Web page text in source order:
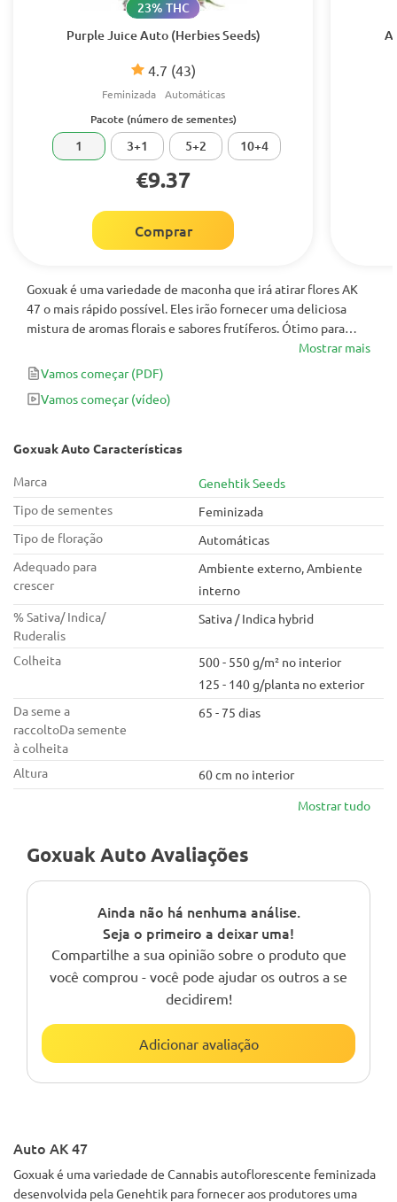
Purple Juice Auto (Herbies Seeds)
4.7 (43)
23% THC
Feminizada Automáticas
Pacote (número de sementes)
1 3+1 5+2 10+4
€9.37
Comprar
Goxuak é uma variedade de maconha que irá atirar flores AK
47 o mais rápido possível. Eles irão fornecer uma deliciosa
mistura de aromas florais e sabores frutíferos. Ótimo para
operações SOG, especialmente sob fotoperíodo 20/4. Um
pequeno exemplar de Sativa adequado para todos os
Mostrar mais
Vamos começar (PDF)
Vamos começar(vídeo)
Goxuak Auto Características
Marca
Genehtik Seeds
Tipo de sementes
Feminizada
Tipo de floração
Automáticas
Adequado para
crescer
Ambiente externo, Ambiente
interno
% Sativa/ Indica/
Ruderalis
Sativa / Indica hybrid
Colheita
500 - 550 g/m² no interior
125 - 140 g/planta no exterior
Da seme a
raccoltoDa semente
à colheita
65 - 75 dias
Altura
60 cm no interior
Mostrar tudo
Goxuak Auto Avaliações
Ainda não há nenhuma análise.
Seja o primeiro a deixar uma!
Compartilhe a sua opinião sobre o produto que
você comprou - você pode ajudar os outros a se
decidirem!
Adicionar avaliação
Auto AK 47
Goxuak é uma variedade de Cannabis autoflorescente feminizada
desenvolvida pela Genehtik para fornecer aos produtores uma